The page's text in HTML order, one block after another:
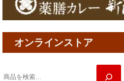
オンラインストア